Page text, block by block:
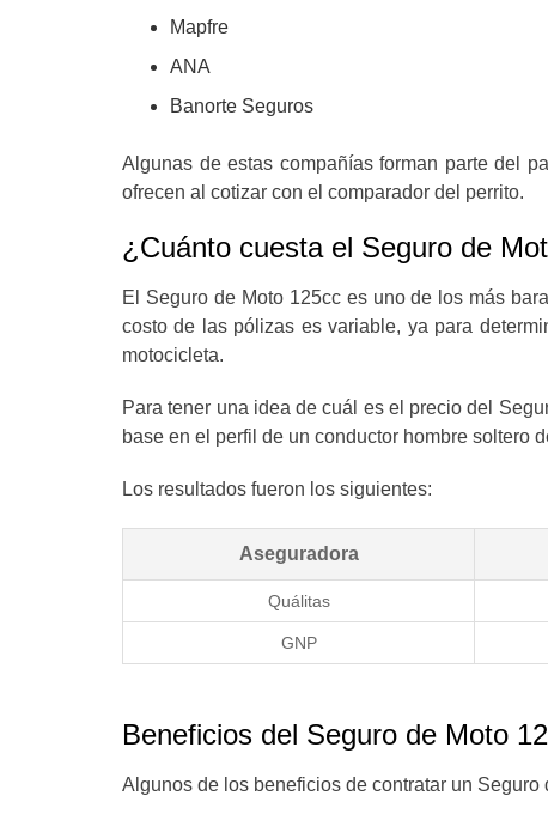
Mapfre
ANA
Banorte Seguros
Algunas de estas compañías forman parte del
ofrecen al cotizar con el comparador del perrito.
¿Cuánto cuesta el Seguro de
El Seguro de Moto 125cc es uno de los más
costo de las pólizas es variable, ya para
motocicleta.
Para tener una idea de cuál es el precio del
base en el perfil de un conductor hombre soltero
Los resultados fueron los siguientes:
Aseguradora
Quálitas
GNP
Beneficios del Seguro de Moto
Algunos de los beneficios de contratar un Seguro